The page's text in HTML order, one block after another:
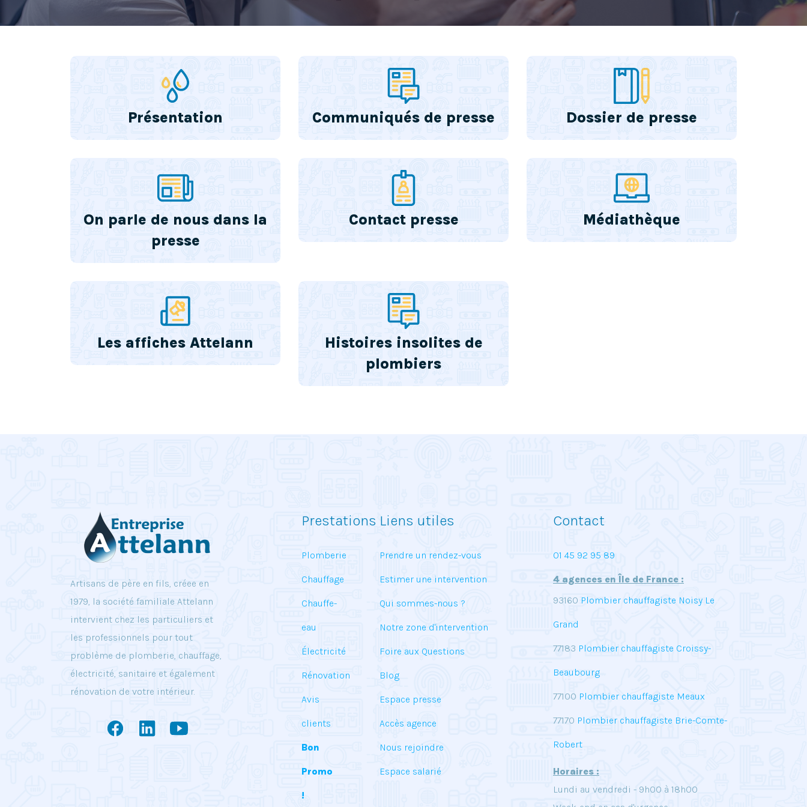
Présentation Communiqués de presse Dossier de presse
On parle de nous dans la
presse
Contact presse Médiathèque
Les affiches Attelann
Histoires insolites de
plombiers
Artisans de père en fils, créee en
1979, la société familiale Attelann
intervient chez les particuliers et
les professionnels pour tout
problème de plomberie, chauffage,
électricité, sanitaire et également
rénovation de votre intérieur.
Prestations
Plomberie
Chauffage
Chauffe-
eau
Électricité
Rénovation
Avis
clients
Bon
Promo
!
Liens utiles
Prendre un rendez-vous
Estimer une intervention
Qui sommes-nous ?
Notre zone d'intervention
Foire aux Questions
Blog
Espace presse
Accès agence
Nous rejoindre
Espace salarié
Contact
01 45 92 95 89
4 agences en Île de France :
93160 Plombier chauffagiste Noisy Le
Grand
77183 Plombier chauffagiste Croissy-
Beaubourg
77100 Plombier chauffagiste Meaux
77170 Plombier chauffagiste Brie-Comte-
Robert
Horaires :
Lundi au vendredi - 9h00 à 18h00